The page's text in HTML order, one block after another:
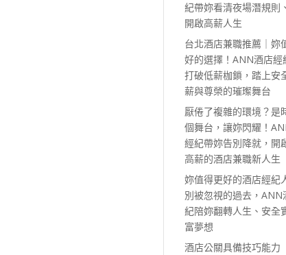
紀帶妳看清夜場潛規則
開啟高薪人生
台北酒店兼職推薦｜妳
好的選擇！ANN酒店經
打破低薪枷鎖，踏上安
薪與尊榮的璀璨舞台
厭倦了複雜的環境？是
個舞台，讓妳閃耀！
經紀帶妳告別降就，開
高薪的酒店兼職新人生
妳值得更好的酒店經紀
別被忽視的過去，ANN
紀陪妳翻轉人生、安全
富夢想
酒店公關具備技巧能力